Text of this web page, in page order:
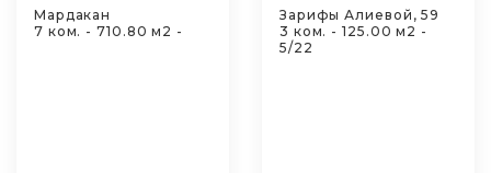
Мардакан
7 ком. - 710.80 м2 -
Зарифы Алиевой, 59
3 ком. - 125.00 м2 -
5/22